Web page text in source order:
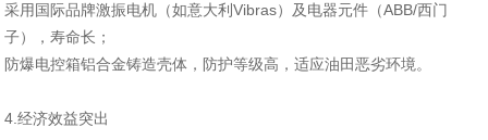
采用国际品牌激振电机（如意大利Vibras）及电器元件（ABB/西门
子），寿命长‌；
防爆电控箱铝合金铸造壳体，防护等级高，适应油田恶劣环境‌。
4.‌经济效益突出‌